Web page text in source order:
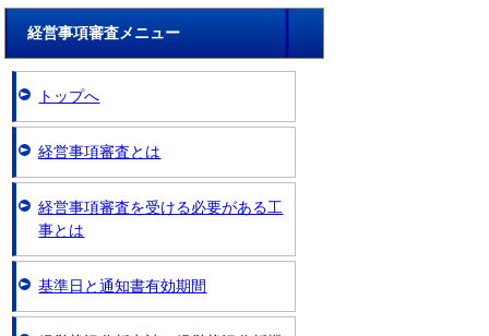
経営事項審査メニュー
トップへ
経営事項審査とは
経営事項審査を受ける必要がある工
事とは
基準日と通知書有効期間